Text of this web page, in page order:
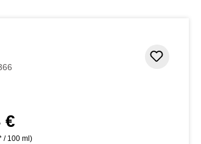
€
/ 100 ml)